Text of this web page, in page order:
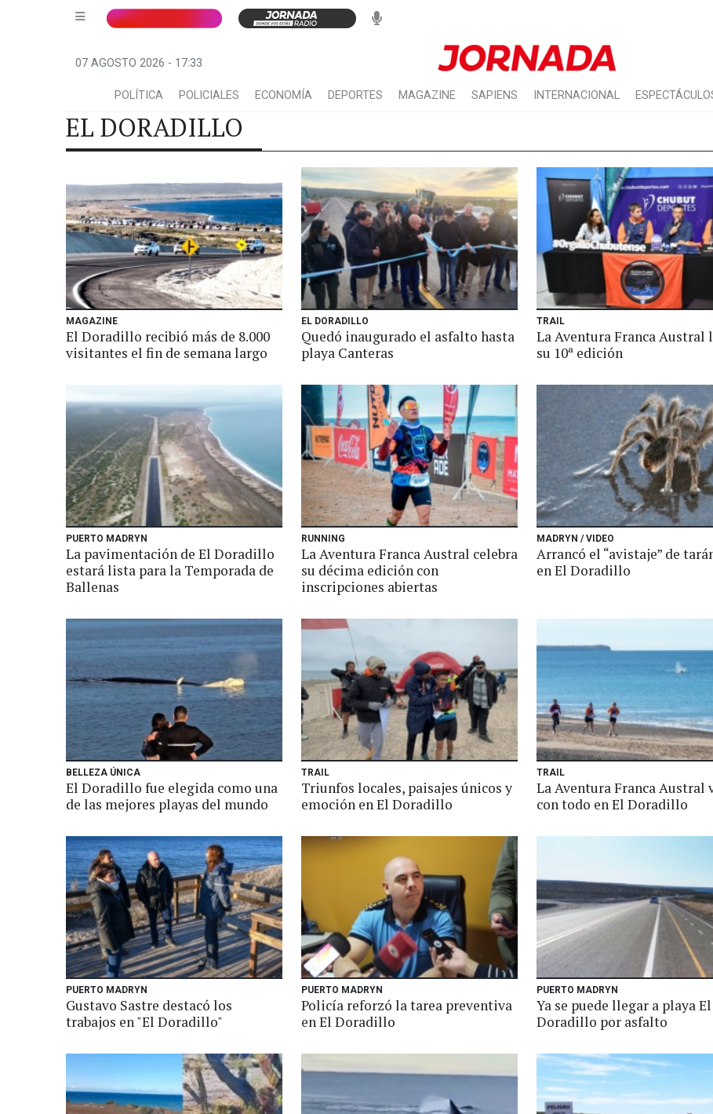
07 AGOSTO 2026 - 17:33
POLÍTICA POLICIALES ECONOMÍA DEPORTES MAGAZINE SAPIENS INTERNACIONAL
EL DORADILLO
MAGAZINE
El Doradillo recibió más de 8.000
visitantes el fin de semana largo
EL DORADILLO
Quedó inaugurado el asfalto hasta
playa Canteras
TRAIL
La Aventura Franca Austral
su 10ª edición
PUERTO MADRYN
La pavimentación de El Doradillo
estará lista para la Temporada de
Ballenas
RUNNING
La Aventura Franca Austral celebra
su décima edición con
inscripciones abiertas
MADRYN / VIDEO
Arrancó el “avistaje” de
en El Doradillo
BELLEZA ÚNICA
El Doradillo fue elegida como una
de las mejores playas del mundo
TRAIL
Triunfos locales, paisajes únicos y
emoción en El Doradillo
TRAIL
La Aventura Franca Austral
con todo en El Doradillo
PUERTO MADRYN
Gustavo Sastre destacó los
trabajos en "El Doradillo"
PUERTO MADRYN
Policía reforzó la tarea preventiva
en El Doradillo
PUERTO MADRYN
Ya se puede llegar a playa El
Doradillo por asfalto